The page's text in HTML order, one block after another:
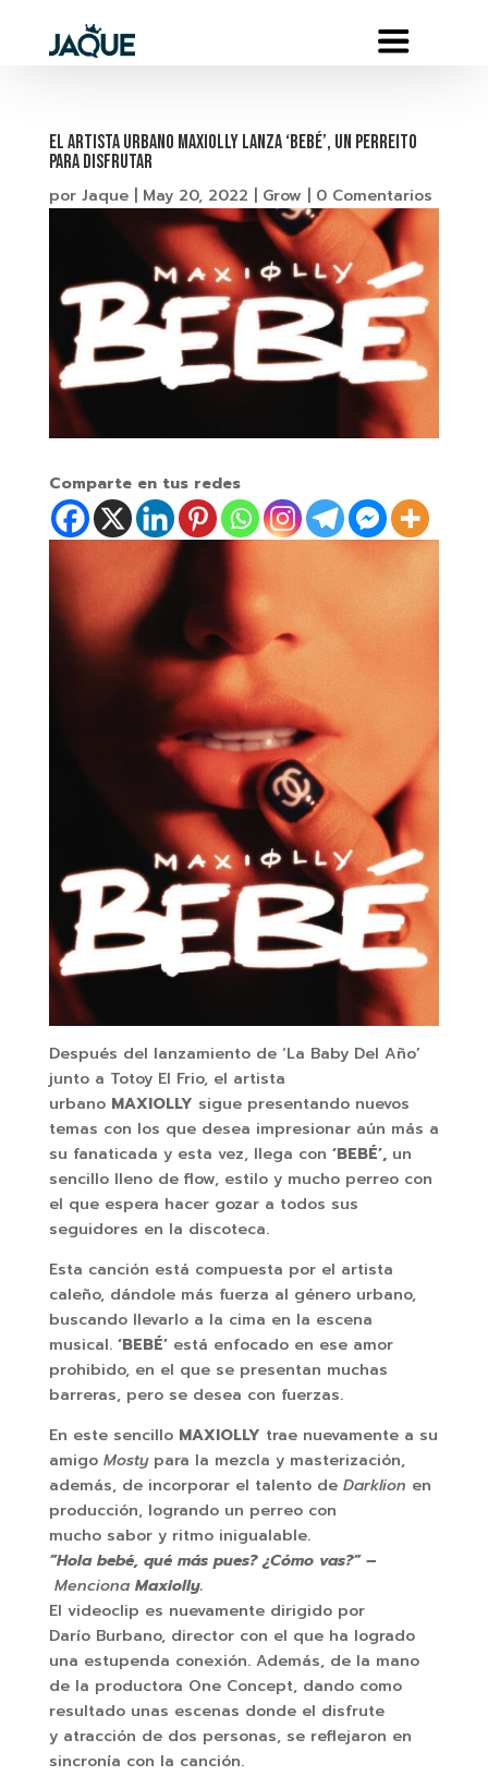
EL ARTISTA URBANO MAXIOLLY LANZA ‘BEBÉ’, UN PERREITO
PARA DISFRUTAR
por Jaque| May 20, 2022 Grow 0 Comentarios
Comparte en tus redes
Después del lanzamiento de ‘La Baby Del Año’
junto a Totoy El Frio, el artista
urbano MAXIOLLY sigue presentando nuevos
temas con los que desea impresionar aún más a
su fanaticada y esta vez, llega con ‘BEBÉ’, un
sencillo lleno de flow, estilo y mucho perreo con
el que espera hacer gozar a todos sus
seguidores en la discoteca.
Esta canción está compuesta por el artista
caleño, dándole más fuerza al género urbano,
buscando llevarlo a la cima en la escena
musical. ‘BEBÉ’está enfocado en ese amor
prohibido, en el que se presentan muchas
barreras, pero se desea con fuerzas.
En este sencillo MAXIOLLY trae nuevamente a su
amigo Mostypara la mezcla y masterización,
además, de incorporar el talento de Darklion en
producción, logrando un perreo con
mucho sabor y ritmo inigualable.
”Hola bebé, qué más pues? ¿Cómo vas?” –
MencionaMaxiolly.
El videoclip es nuevamente dirigido por
Darío Burbano, director con el que ha logrado
una estupenda conexión. Además, de la mano
de la productora One Concept, dando como
resultado unas escenas donde el disfrute
y atracción de dos personas, se reflejaron en
sincronía con la canción.